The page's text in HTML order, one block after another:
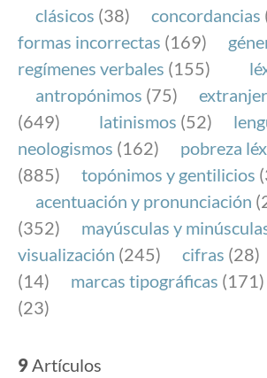
FundéuRAE es una fundación
y la Real Academia Española,
el buen uso del español en los
Internet.
clásicos (38) concordancias
formas incorrectas (169)
regímenes verbales (155)
antropónimos (75)
(649)
latinismos (52)
neologismos (162) pobreza
(885)
topónimos y gentilicios
acentuación y pronunciación
(352)
mayúsculas y
visualización (245) cifras (28)
(14)
marcas tipográficas (171)
(23)
9Artículos